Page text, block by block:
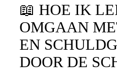
📖 HOE IK
OMGAAN
EN
DOOR DE